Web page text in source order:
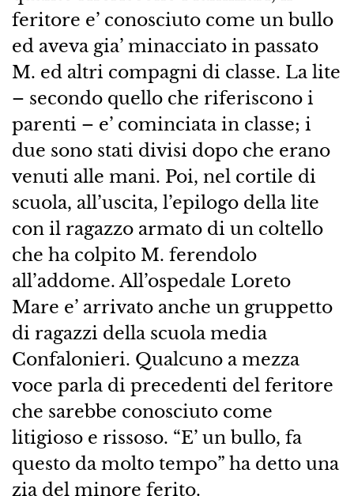
feritore e’ conosciuto come un bullo
ed aveva gia’ minacciato in passato
M. ed altri compagni di classe. La lite
– secondo quello che riferiscono i
parenti – e’ cominciata in classe; i
due sono stati divisi dopo che erano
venuti alle mani. Poi, nel cortile di
scuola, all’uscita, l’epilogo della lite
con il ragazzo armato di un coltello
che ha colpito M. ferendolo
all’addome. All’ospedale Loreto
Mare e’ arrivato anche un gruppetto
di ragazzi della scuola media
Confalonieri. Qualcuno a mezza
voce parla di precedenti del feritore
che sarebbe conosciuto come
litigioso e rissoso. “E’ un bullo, fa
questo da molto tempo” ha detto una
zia del minore ferito.